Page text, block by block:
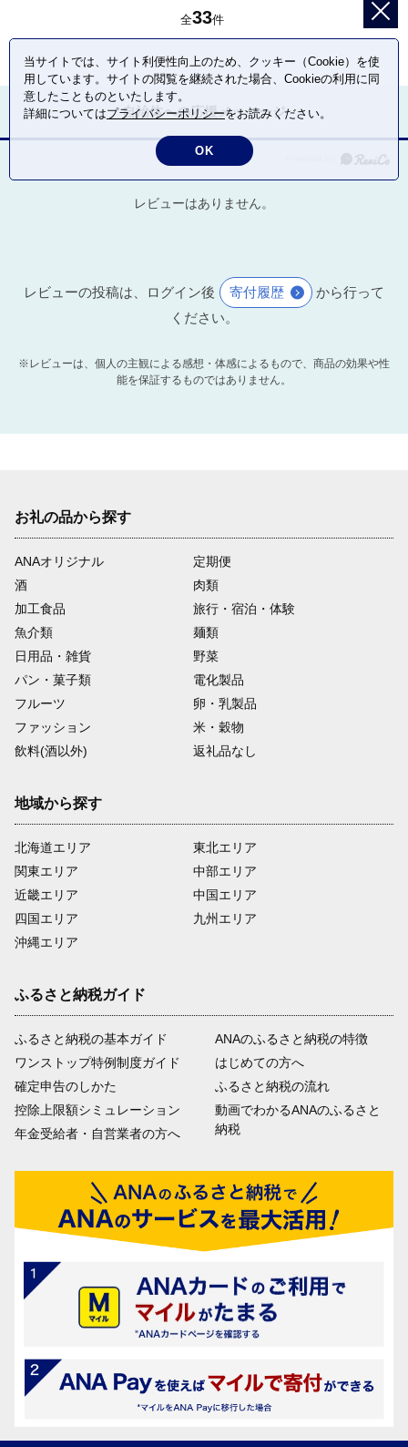
全33件
自治体への応援メッセージ
レビューはありません。
レビューの投稿は、ログイン後 寄付履歴
から行って
ください。
※レビューは、個人の主観による感想・体感によるもので、商品の効果や性
能を保証するものではありません。
お礼の品から探す
ANAオリジナル
定期便
酒
肉類
加工食品
旅行・宿泊・体験
魚介類
麺類
日用品・雑貨
野菜
パン・菓子類
電化製品
フルーツ
卵・乳製品
ファッション
米・穀物
飲料(酒以外)
返礼品なし
地域から探す
北海道エリア
関東エリア
近畿エリア
四国エリア
沖縄エリア
東北エリア
中部エリア
中国エリア
九州エリア
ふるさと納税ガイド
ふるさと納税の基本ガイド
ワンストップ特例制度ガイド
確定申告のしかた
控除上限額シミュレーション
年金受給者・自営業者の方へ
ANAのふるさと納税の特徴
はじめての方へ
ふるさと納税の流れ
動画でわかるANAのふるさと
納税
当サイトでは、サイト利便性向上のため、クッキー（Cookie）を使
用しています。サイトの閲覧を継続された場合、Cookieの利用に同
意したことものといたします。
詳細についてはプライバシーポリシーをお読みください。
OK